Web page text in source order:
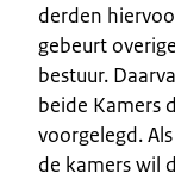
derden
gebeurt
bestuur.
beide Kamers
voorgelegd.
de kamers wil